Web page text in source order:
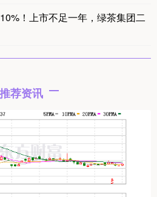
！上市不足一年，绿茶集团二
推荐资讯